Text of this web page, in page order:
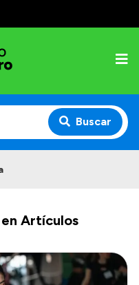
Buscar
Artículos